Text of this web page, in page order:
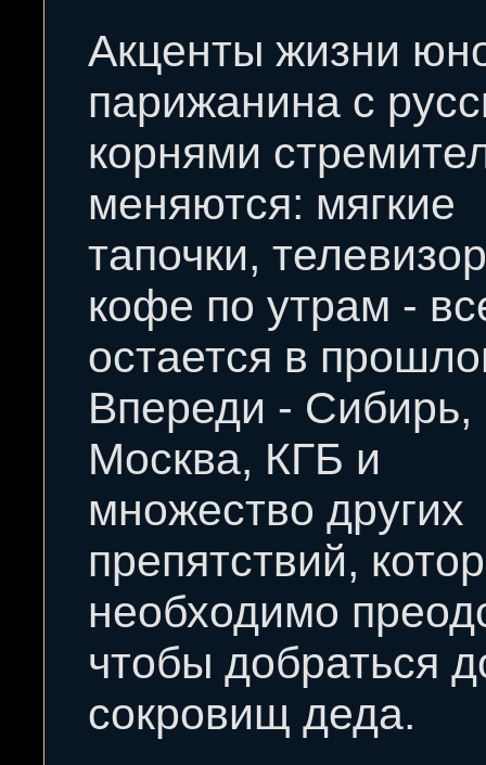
Акценты жизни
парижанина с
корнями
меняются: мягкие
тапочки,
кофе по утрам -
остается в
Впереди - Сибирь,
Москва, КГБ и
множество других
препятствий,
необходимо
чтобы добраться
сокровищ деда.